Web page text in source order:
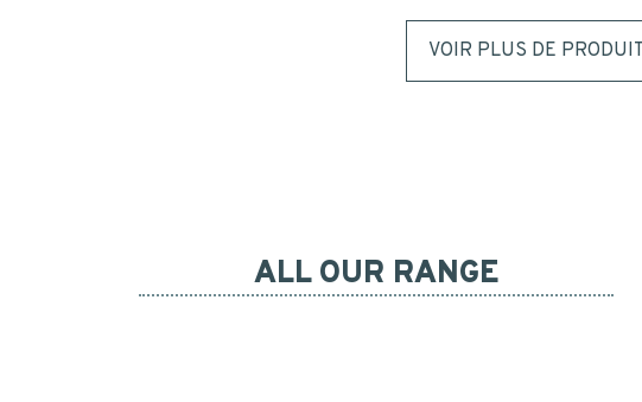
VOIR PLUS DE
ALL OUR RANGE